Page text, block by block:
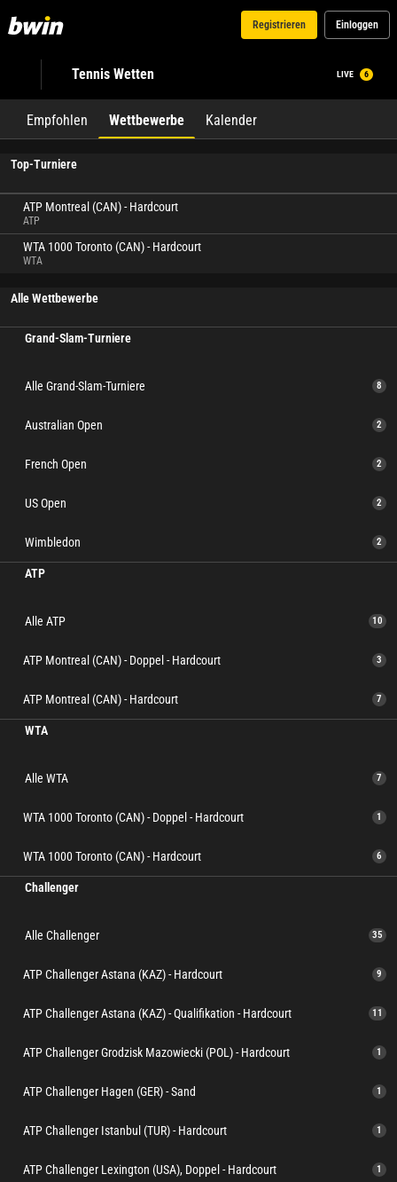
Registrieren Einloggen
Tennis Wetten LIVE 6
Empfohlen Wettbewerbe Kalender
Top-Turniere
ATP Montreal (CAN) - Hardcourt
ATP
WTA 1000 Toronto (CAN) - Hardcourt
WTA
Alle Wettbewerbe
Grand-Slam-Turniere
Alle Grand-Slam-Turniere 8
Australian Open 2
French Open 2
US Open 2
Wimbledon 2
ATP
Alle ATP 10
ATP Montreal (CAN) - Doppel - Hardcourt 3
ATP Montreal (CAN) - Hardcourt 7
WTA
Alle WTA 7
WTA 1000 Toronto (CAN) - Doppel - Hardcourt 1
WTA 1000 Toronto (CAN) - Hardcourt 6
Challenger
Alle Challenger 35
ATP Challenger Astana (KAZ) - Hardcourt 9
ATP Challenger Astana (KAZ) - Qualifikation - Hardcourt 11
ATP Challenger Grodzisk Mazowiecki (POL) - Hardcourt 1
ATP Challenger Hagen (GER) - Sand 1
ATP Challenger Istanbul (TUR) - Hardcourt 1
ATP Challenger Lexington (USA), Doppel - Hardcourt 1